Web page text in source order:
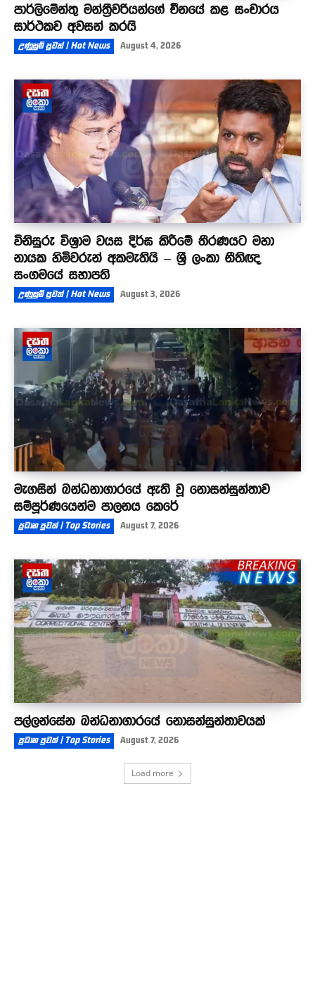
පාර්ලිමේන්තු මන්ත්‍රීවරියන්ගේ චීනයේ කළ සංචාරය
සාර්ථකව අවසන් කරයි
උණුසුම් පුවත් | Hot News August 4, 2026
විනිසුරු විශ්‍රාම වයස දිර්ඝ කිරීමේ තීරණයට මහා
නායක හිමිවරුන් අකමැතියි – ශ්‍රී ලංකා නීතිඥ
සංගමයේ සභාපති
උණුසුම් පුවත් | Hot News August 3, 2026
මැගසින් බන්ධනාගාරයේ ඇති වූ නොසන්සුන්තාව
සම්පූර්ණයෙන්ම පාලනය කෙරේ
ප්‍රධාන පුවත් | Top Stories August 7, 2026
පල්ලන්සේන බන්ධනාගාරයේ නොසන්සුන්තාවයක්
ප්‍රධාන පුවත් | Top Stories August 7, 2026
Load more